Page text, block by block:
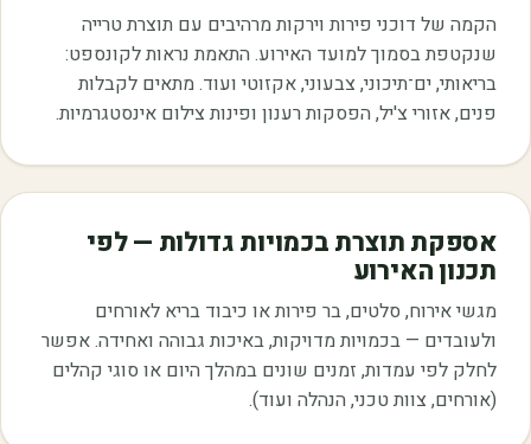
הקמה של דוכני פירות וירקות מרהיבים עם תוצרת טרייה
שנקטפת בסמוך למועד האירוע. התאמת נראות לקונספט:
בריאותי, ים־תיכוני, צבעוני, אקזוטי ועוד. מתאים לקבלות
פנים, אזורי צ'יל, הפסקות רענון ופינות צילום אינסטגרמיות.
אספקת תוצרת בכמויות גדולות — לפי
תכנון האירוע
מגשי אירוח, סלטים, בר פירות או כיבוד בריא לאורחים
ולעובדים — בכמויות מדויקות, באיכות גבוהה ואחידה. אפשר
לחלק לפי עמדות, זמנים שונים במהלך היום או סוגי קהלים
(אורחים, צוות טכני, הנהלה ועוד).